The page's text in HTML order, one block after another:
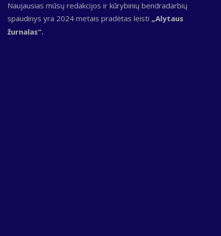
Naujausias mūsų redakcijos ir kūrybinių bendradarbių
spaudinys yra 2024 metais pradėtas leisti „Alytaus
žurnalas“.